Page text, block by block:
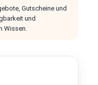
Gutscheine und
und
Wissen.